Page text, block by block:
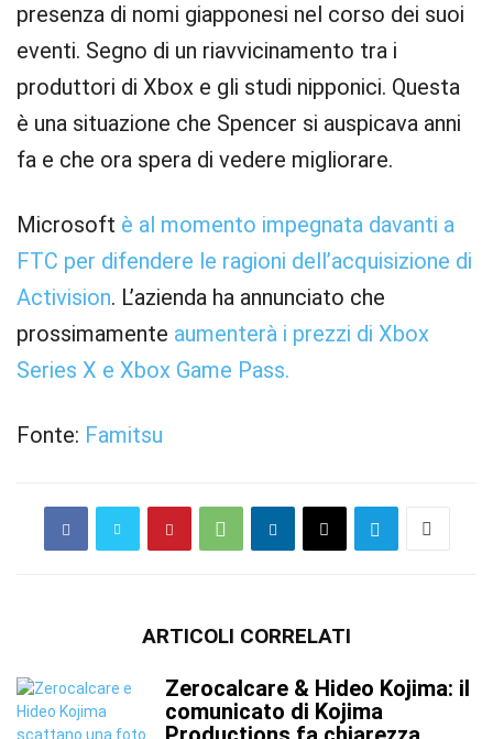
presenza di nomi giapponesi nel corso dei suoi
eventi. Segno di un riavvicinamento tra i
produttori di Xbox e gli studi nipponici. Questa
è una situazione che Spencer si auspicava anni
fa e che ora spera di vedere migliorare.
Microsoft è al momento impegnata davanti a
FTC per difendere le ragioni dell’acquisizione di
Activision. L’azienda ha annunciato che
prossimamente aumenterà i prezzi di Xbox
Series X e Xbox Game Pass.
Fonte: Famitsu
ARTICOLI CORRELATI
Zerocalcare & Hideo Kojima: il
comunicato di Kojima